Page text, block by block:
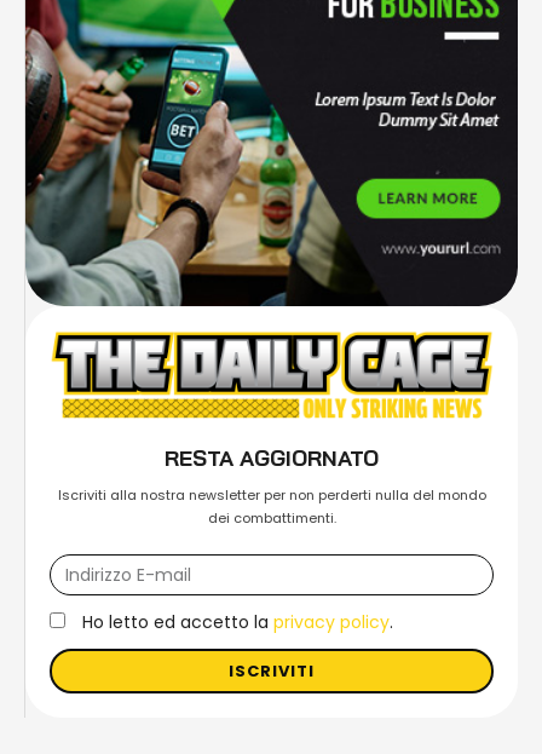
RESTA AGGIORNATO
Iscriviti alla nostra newsletter per non perderti nulla del mondo
dei combattimenti.
Ho letto ed accetto la privacy policy.
ISCRIVITI